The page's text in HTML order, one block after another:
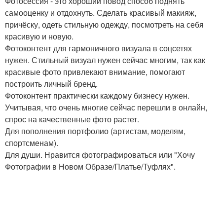
самооценку и отдохнуть. Сделать красивый макияж,
причёску, одеть стильную одежду, посмотреть на себя
красивую и новую.
Фотоконтент для гармоничного визуала в соцсетях
нужен. Стильный визуал нужен сейчас многим, так как
красивые фото привлекают внимание, помогают
построить личный бренд.
Фотоконтент практически каждому бизнесу нужен.
Учитывая, что очень многие сейчас перешли в онлайн,
спрос на качественные фото растет.
Для пополнения портфолио (артистам, моделям,
спортсменам).
Для души. Нравится фотографироваться или "Хочу
Фотографии в Новом Образе/Платье/Туфлях".